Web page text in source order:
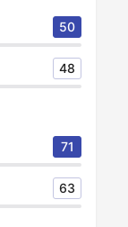
50
48
71
63